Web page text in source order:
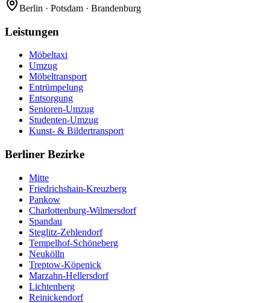
Berlin · Potsdam · Brandenburg
Leistungen
Möbeltaxi
Umzug
Möbeltransport
Entrümpelung
Entsorgung
Senioren-Umzug
Studenten-Umzug
Kunst- & Bildertransport
Berliner Bezirke
Mitte
Friedrichshain-Kreuzberg
Pankow
Charlottenburg-Wilmersdorf
Spandau
Steglitz-Zehlendorf
Tempelhof-Schöneberg
Neukölln
Treptow-Köpenick
Marzahn-Hellersdorf
Lichtenberg
Reinickendorf